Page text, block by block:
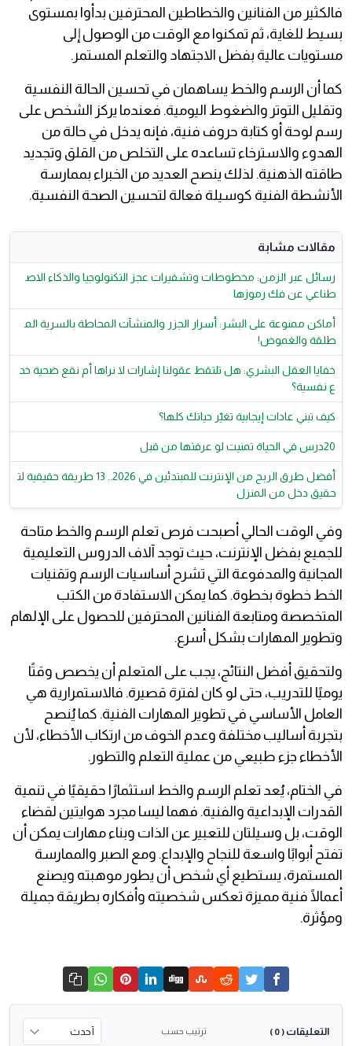
فالكثير من الفنانين والخطاطين المحترفين بدأوا بمستوى
بسيط للغاية، ثم تمكنوا مع الوقت من الوصول إلى
مستويات عالية بفضل الاجتهاد والتعلم المستمر.
كما أن الرسم والخط يساهمان في تحسين الحالة النفسية
وتقليل التوتر والضغوط اليومية. فعندما يركز الشخص على
رسم لوحة أو كتابة حروف فنية، فإنه يدخل في حالة من
الهدوء والاسترخاء تساعده على التخلص من القلق وتجديد
طاقته الذهنية. لذلك ينصح العديد من الخبراء بممارسة
الأنشطة الفنية كوسيلة فعالة لتحسين الصحة النفسية.
مقالات مشابة
رسائل عبر الزمن: مخطوطات وتشفيرات عجز التكنولوجيا والذكاء الاص
طناعي عن فك رموزها
أماكن ممنوعة على البشر: أسرار الجزر والمنشآت المحاطة بالسرية الم
طلقة والغموض!
خفايا العقل البشري: هل تلتقط عقولنا إشارات لا نراها أم نقع ضحية خد
ع نفسية؟
كيف تبني عادات إيجابية تغيّر حياتك كلها؟
20درس في الحياة تمنيت لو عرفتها من قبل
أفضل طرق الربح من الإنترنت للمبتدئين في 2026.. 13 طريقة حقيقية لت
حقيق دخل من المنزل
وفي الوقت الحالي أصبحت فرص تعلم الرسم والخط متاحة
للجميع بفضل الإنترنت، حيث توجد آلاف الدروس التعليمية
المجانية والمدفوعة التي تشرح أساسيات الرسم وتقنيات
الخط خطوة بخطوة. كما يمكن الاستفادة من الكتب
المتخصصة ومتابعة الفنانين المحترفين للحصول على الإلهام
وتطوير المهارات بشكل أسرع.
ولتحقيق أفضل النتائج، يجب على المتعلم أن يخصص وقتًا
يوميًا للتدريب، حتى لو كان لفترة قصيرة. فالاستمرارية هي
العامل الأساسي في تطوير المهارات الفنية. كما يُنصح
بتجربة أساليب مختلفة وعدم الخوف من ارتكاب الأخطاء، لأن
الأخطاء جزء طبيعي من عملية التعلم والتطور.
في الختام، يُعد تعلم الرسم والخط استثمارًا حقيقيًا في تنمية
القدرات الإبداعية والفنية. فهما ليسا مجرد هوايتين لقضاء
الوقت، بل وسيلتان للتعبير عن الذات وبناء مهارات يمكن أن
تفتح أبوابًا واسعة للنجاح والإبداع. ومع الصبر والممارسة
المستمرة، يستطيع أي شخص أن يطور موهبته ويصنع
أعمالًا فنية مميزة تعكس شخصيته وأفكاره بطريقة جميلة
ومؤثرة.
التعليقات ( 0 ) ترتيب حسب